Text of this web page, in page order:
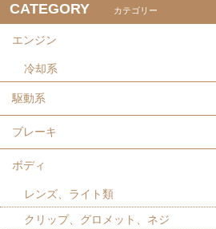
CATEGORY カテゴリー
エンジン
冷却系
駆動系
ブレーキ
ボディ
レンズ、ライト類
クリップ、グロメット、ネジ